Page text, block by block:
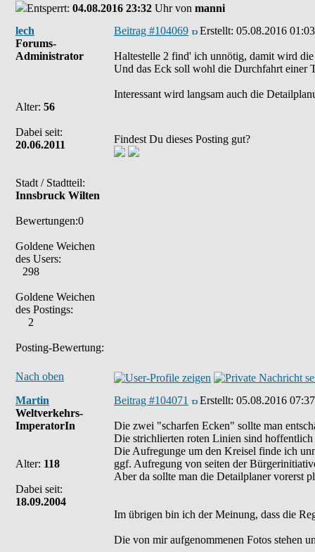
Entsperrt: 04.08.2016 23:32 Uhr von manni
lech
Forums-
Administrator
Alter: 56
Dabei seit:
20.06.2011
Stadt / Stadtteil:
Innsbruck Wilten
Bewertungen:0
Goldene Weichen
des Users:
298
Goldene Weichen
des Postings:
2
Posting-Bewertung:
Beitrag #104069 Erstellt: 05.08.2016 01:03
Haltestelle 2 find' ich unnötig, damit wird
Und das Eck soll wohl die Durchfahrt einer
Interessant wird langsam auch die
Findest Du dieses Posting gut?
Nach oben
Martin
Weltverkehrs-
ImperatorIn
Alter: 118
Dabei seit:
18.09.2004
Beitrag #104071 Erstellt: 05.08.2016 07:37
Die zwei "scharfen Ecken" sollte man
Die strichlierten roten Linien sind
Die Aufregunge um den Kreisel finde ich
ggf. Aufregung von seiten der
Aber da sollte man die Detailplaner vorerst
Im übrigen bin ich der Meinung, dass die
Die von mir aufgenommenen Fotos stehen